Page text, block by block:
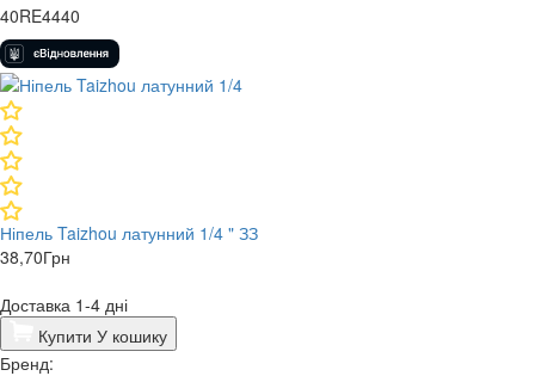
40RE4440
Ніпель Taizhou латунний 1/4 " ЗЗ
38,70Грн
Доставка 1-4 дні
Купити У кошику
Бренд: